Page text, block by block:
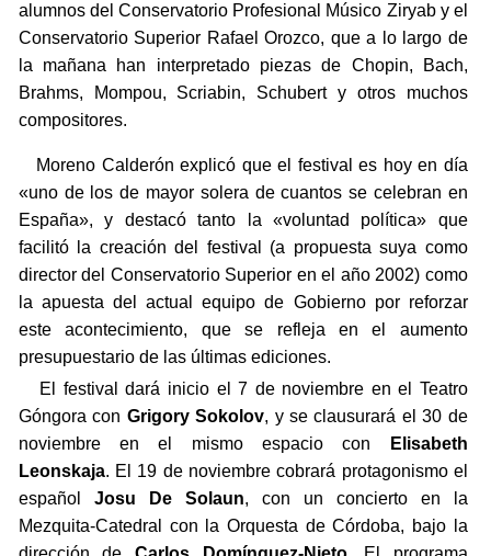
alumnos del Conservatorio Profesional Músico Ziryab y el
Conservatorio Superior Rafael Orozco, que a lo largo de
la mañana han interpretado piezas de Chopin, Bach,
Brahms, Mompou, Scriabin, Schubert y otros muchos
compositores.
Moreno Calderón explicó que el festival es hoy en día
«uno de los de mayor solera de cuantos se celebran en
España», y destacó tanto la «voluntad política» que
facilitó la creación del festival (a propuesta suya como
director del Conservatorio Superior en el año 2002) como
la apuesta del actual equipo de Gobierno por reforzar
este acontecimiento, que se refleja en el aumento
presupuestario de las últimas ediciones.
El festival dará inicio el 7 de noviembre en el Teatro
Góngora con Grigory Sokolov, y se clausurará el 30 de
noviembre en el mismo espacio con
Elisabeth
Leonskaja. El 19 de noviembre cobrará protagonismo el
español Josu De Solaun, con un concierto en la
Mezquita-Catedral con la Orquesta de Córdoba, bajo la